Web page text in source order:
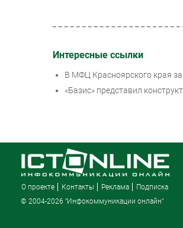
Интересные ссылки
В МФЦ Красноярского края
«Базис» представил
О проекте Контакты Реклама
Подписка
© 2004-2026 "Инфокоммуникации онлайн"